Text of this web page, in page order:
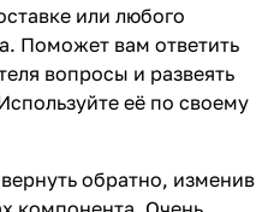
или любого
Поможет вам ответить
вопросы и развеять
её по своему
обратно, изменив